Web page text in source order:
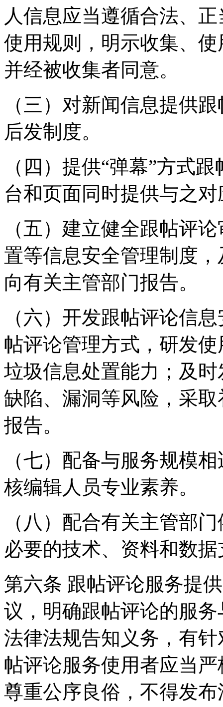
人信息应当遵循合法、
使用规则，明示收集、
并经被收集者同意。
（三）对新闻信息提供
后发制度。
（四）提供“弹幕”方式
台和页面同时提供与之
（五）建立健全跟帖评
置等信息安全管理制度
向有关主管部门报告。
（六）开发跟帖评论信
帖评论管理方式，研发
垃圾信息处置能力；及
缺陷、漏洞等风险，采
报告。
（七）配备与服务规模
核编辑人员专业素养。
（八）配合有关主管部
必要的技术、资料和数
第六条 跟帖评论服务提
议，明确跟帖评论的服
法律法规告知义务，有
帖评论服务使用者应当
尊重公序良俗，不得发